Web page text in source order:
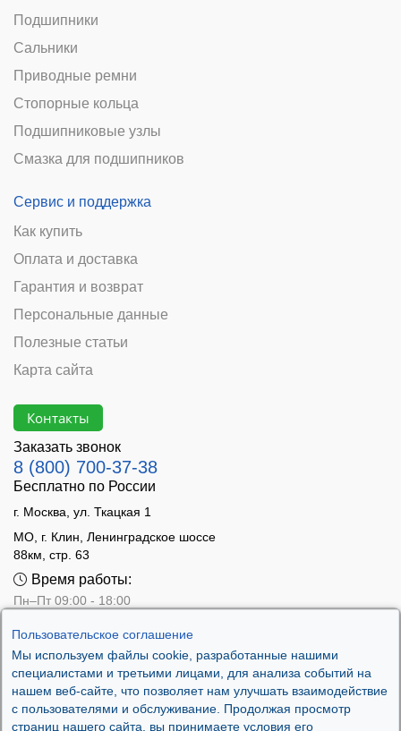
Пользовательское соглашение
Мы используем файлы cookie, разработанные нашими
специалистами и третьими лицами, для анализа событий на
нашем веб-сайте, что позволяет нам улучшать взаимодействие
с пользователями и обслуживание. Продолжая просмотр
страниц нашего сайта, вы принимаете условия его
Подшипники
Сальники
Приводные ремни
Стопорные кольца
Подшипниковые узлы
Смазка для подшипников
Сервис и поддержка
Как купить
Оплата и доставка
Гарантия и возврат
Персональные данные
Полезные статьи
Карта сайта
Контакты
Заказать звонок
8 (800) 700-37-38
Бесплатно по России
г. Москва, ул. Ткацкая 1
МО, г. Клин, Ленинградское шоссе
88км, стр. 63
Время работы:
Пн–Пт 09:00 - 18:00
Вс - выходной